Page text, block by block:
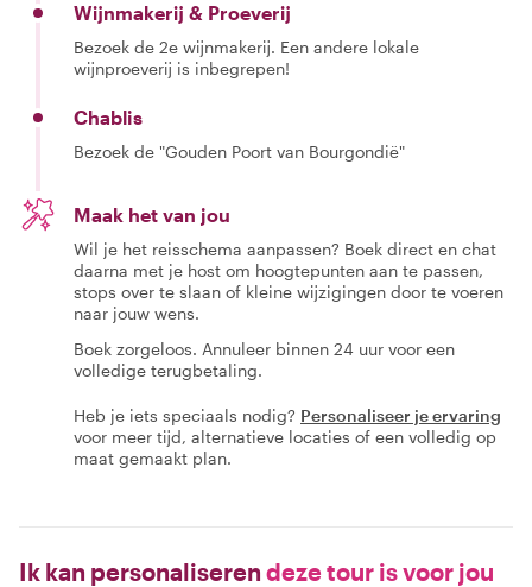
Wijnmakerij & Proeverij
Bezoek de 2e wijnmakerij. Een andere lokale
wijnproeverij is inbegrepen!
Chablis
Bezoek de "Gouden Poort van Bourgondië"
Maak het van jou
Wil je het reisschema aanpassen? Boek direct en chat
daarna met je host om hoogtepunten aan te passen,
stops over te slaan of kleine wijzigingen door te voeren
naar jouw wens.
Boek zorgeloos. Annuleer binnen 24 uur voor een
volledige terugbetaling.
Heb je iets speciaals nodig? Personaliseer je ervaring
voor meer tijd, alternatieve locaties of een volledig op
maat gemaakt plan.
Ik kan personaliseren deze tour is voor jou